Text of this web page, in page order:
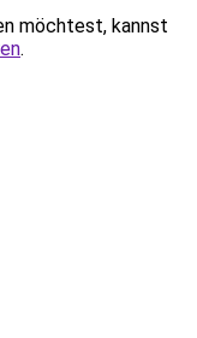
möchtest, kannst
.